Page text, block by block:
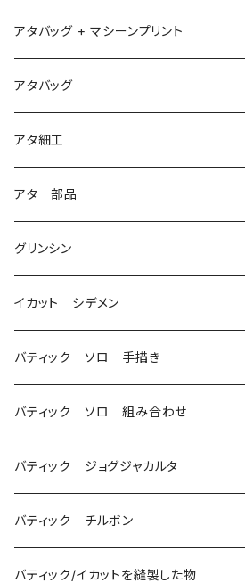
アタバッグ + マシーンプリント
1
2
3
アタバッグ
アタ細工
アタ 部品
グリンシン
イカット シデメン
バティック ソロ 手描き
バティック ソロ 組み合わせ
バティック ジョグジャカルタ
バティック チルボン
バティック/イカットを縫製した物